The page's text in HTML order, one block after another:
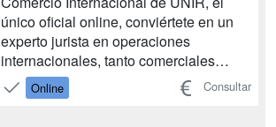
único oficial online, conviértete en un
experto jurista en operaciones
internacionales, tanto comerciales
como de inversiones, así como en la
resolución de los conflictos derivados
Online Consultar